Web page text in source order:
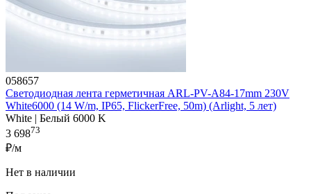
058657
Светодиодная лента герметичная ARL-PV-A84-17mm 230V
White6000 (14 W/m, IP65, FlickerFree, 50m) (Arlight, 5 лет)
White | Белый 6000 K
3 69873
₽/м
Нет в наличии